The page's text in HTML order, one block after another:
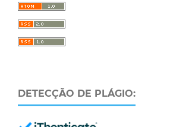
DETECÇÃO DE PLÁGIO: